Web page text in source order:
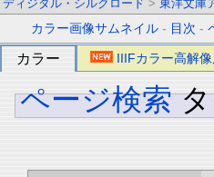
ディジタル・シルクロード > 東洋文庫
カラー画像サムネイル - 目次 -
カラー IIIFカラー高解
ページ検索